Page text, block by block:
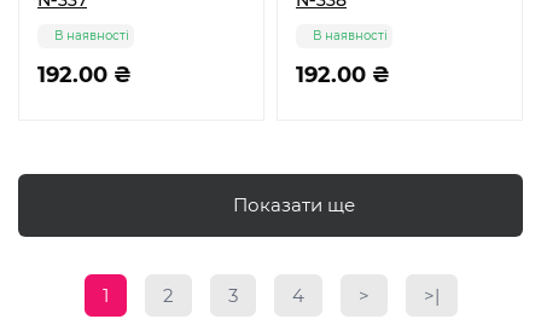
192.00 ₴
В наявності
192.00 ₴
В наявності
Показати ще
1 2 3 4 > >|